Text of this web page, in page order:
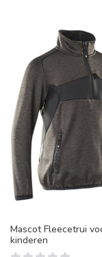
Mascot Fleecetrui
kinderen